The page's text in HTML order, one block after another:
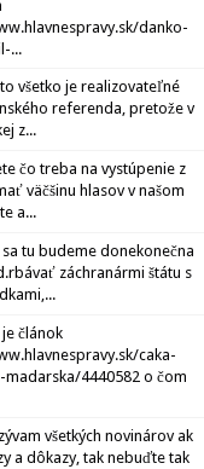
danko-
...
všetko je realizovateľné
referenda, pretože v
z...
čo treba na vystúpenie z
väčšinu hlasov v našom
a...
sa tu budeme donekonečna
záchranármi štátu s
článok
caka-
madarska/4440582 o čom
všetkých novinárov ak
a dôkazy, tak nebuďte tak